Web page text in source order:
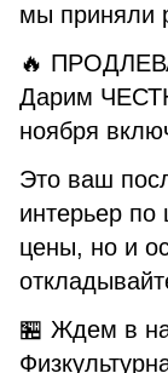
мы приняли
🔥
Дарим
ноября
Это ваш
интерьер по
цены, но и
🏪 Ждем в